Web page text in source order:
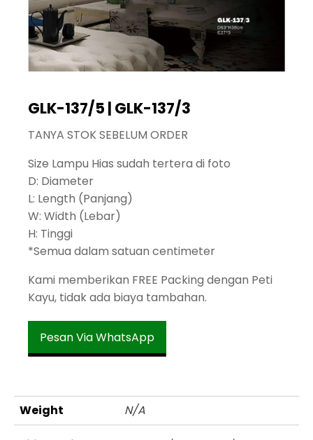
GLK-137/5 | GLK-137/3
TANYA STOK SEBELUM ORDER
Size Lampu Hias sudah tertera di foto
D: Diameter
L: Length (Panjang)
W: Width (Lebar)
H: Tinggi
*Semua dalam satuan centimeter
Kami memberikan FREE Packing dengan Peti
Kayu, tidak ada biaya tambahan.
Pesan Via WhatsApp
Weight N/A